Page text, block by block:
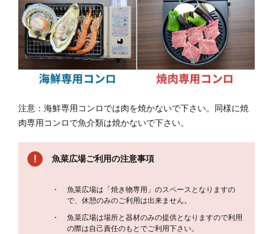
注意：海鮮専用コンロでは肉を焼かないで下さい。同様に焼
肉専用コンロで魚介類は焼かないで下さい。
魚菜広場ご利用の注意事項
魚菜広場は「焼き物専用」のスペースとなりますの
で、休憩のみのご利用は出来ません。
魚菜広場は場所と器材のみの提供となりますので利用
の際は自己責任のもとでご利用下さい。